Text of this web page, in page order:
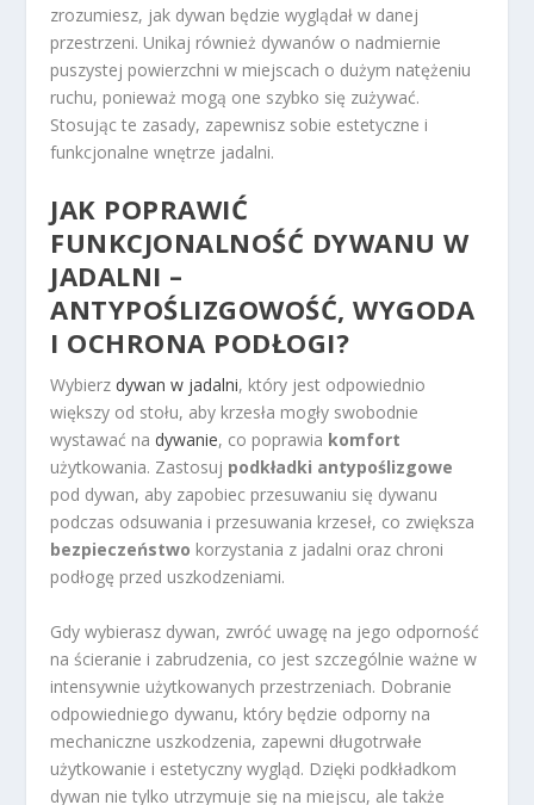
zrozumiesz, jak dywan będzie wyglądał w danej
przestrzeni. Unikaj również dywanów o nadmiernie
puszystej powierzchni w miejscach o dużym natężeniu
ruchu, ponieważ mogą one szybko się zużywać.
Stosując te zasady, zapewnisz sobie estetyczne i
funkcjonalne wnętrze jadalni.
JAK POPRAWIĆ
FUNKCJONALNOŚĆ DYWANU W
JADALNI –
ANTYPOŚLIZGOWOŚĆ, WYGODA
I OCHRONA PODŁOGI?
Wybierz dywan w jadalni, który jest odpowiednio
większy od stołu, aby krzesła mogły swobodnie
wystawać na dywanie, co poprawia komfort
użytkowania. Zastosuj podkładki antypoślizgowe
pod dywan, aby zapobiec przesuwaniu się dywanu
podczas odsuwania i przesuwania krzeseł, co zwiększa
bezpieczeństwo korzystania z jadalni oraz chroni
podłogę przed uszkodzeniami.
Gdy wybierasz dywan, zwróć uwagę na jego odporność
na ścieranie i zabrudzenia, co jest szczególnie ważne w
intensywnie użytkowanych przestrzeniach. Dobranie
odpowiedniego dywanu, który będzie odporny na
mechaniczne uszkodzenia, zapewni długotrwałe
użytkowanie i estetyczny wygląd. Dzięki podkładkom
dywan nie tylko utrzymuje się na miejscu, ale także